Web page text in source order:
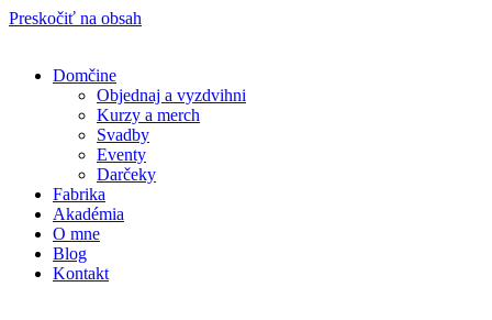
Preskočiť na obsah
Domčine
Objednaj a vyzdvihni
Kurzy a merch
Svadby
Eventy
Darčeky
Fabrika
Akadémia
O mne
Blog
Kontakt